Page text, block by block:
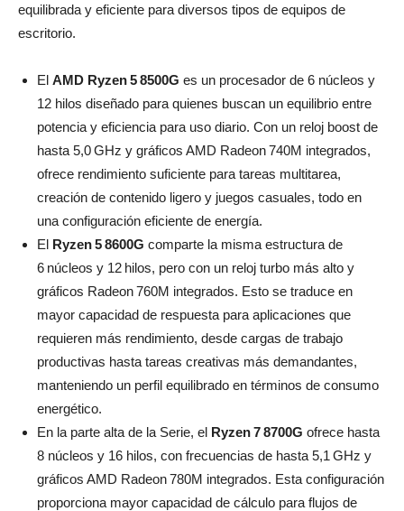
equilibrada y eficiente para diversos tipos de equipos de
escritorio.
El AMD Ryzen58500G es un procesador de 6 núcleos y
12 hilos diseñado para quienes buscan un equilibrio entre
potencia y eficiencia para uso diario. Con un reloj boost de
hasta 5,0 GHz y gráficos AMD Radeon 740M integrados,
ofrece rendimiento suficiente para tareas multitarea,
creación de contenido ligero y juegos casuales, todo en
una configuración eficiente de energía.
El Ryzen58600G comparte la misma estructura de
6 núcleos y 12 hilos, pero con un reloj turbo más alto y
gráficos Radeon 760M integrados. Esto se traduce en
mayor capacidad de respuesta para aplicaciones que
requieren más rendimiento, desde cargas de trabajo
productivas hasta tareas creativas más demandantes,
manteniendo un perfil equilibrado en términos de consumo
energético.
En la parte alta de la Serie, el Ryzen78700G ofrece hasta
8 núcleos y 16 hilos, con frecuencias de hasta 5,1 GHz y
gráficos AMD Radeon 780M integrados. Esta configuración
proporciona mayor capacidad de cálculo para flujos de